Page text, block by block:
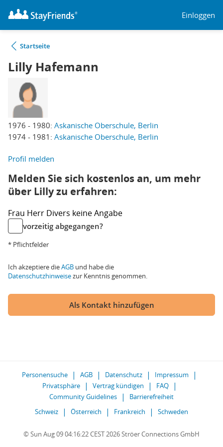
Einloggen
Startseite
Lilly Hafemann
1976 - 1980: Askanische Oberschule, Berlin
1974 - 1981: Askanische Oberschule, Berlin
Profil melden
Melden Sie sich kostenlos an, um mehr
über Lilly zu erfahren:
Frau Herr Divers keine Angabe
vorzeitig abgegangen?
* Pflichtfelder
Ich akzeptiere dieAGB und habe die
Datenschutzhinweisezur Kenntnis genommen.
Als Kontakt hinzufügen
Personensuche AGB Datenschutz
Impressum
Privatsphäre
Vertrag kündigen
FAQ
Community Guidelines
Barrierefreiheit
Schweiz
Österreich Frankreich Schweden
© Sun Aug 09 04:16:22 CEST 2026 Ströer Connections GmbH